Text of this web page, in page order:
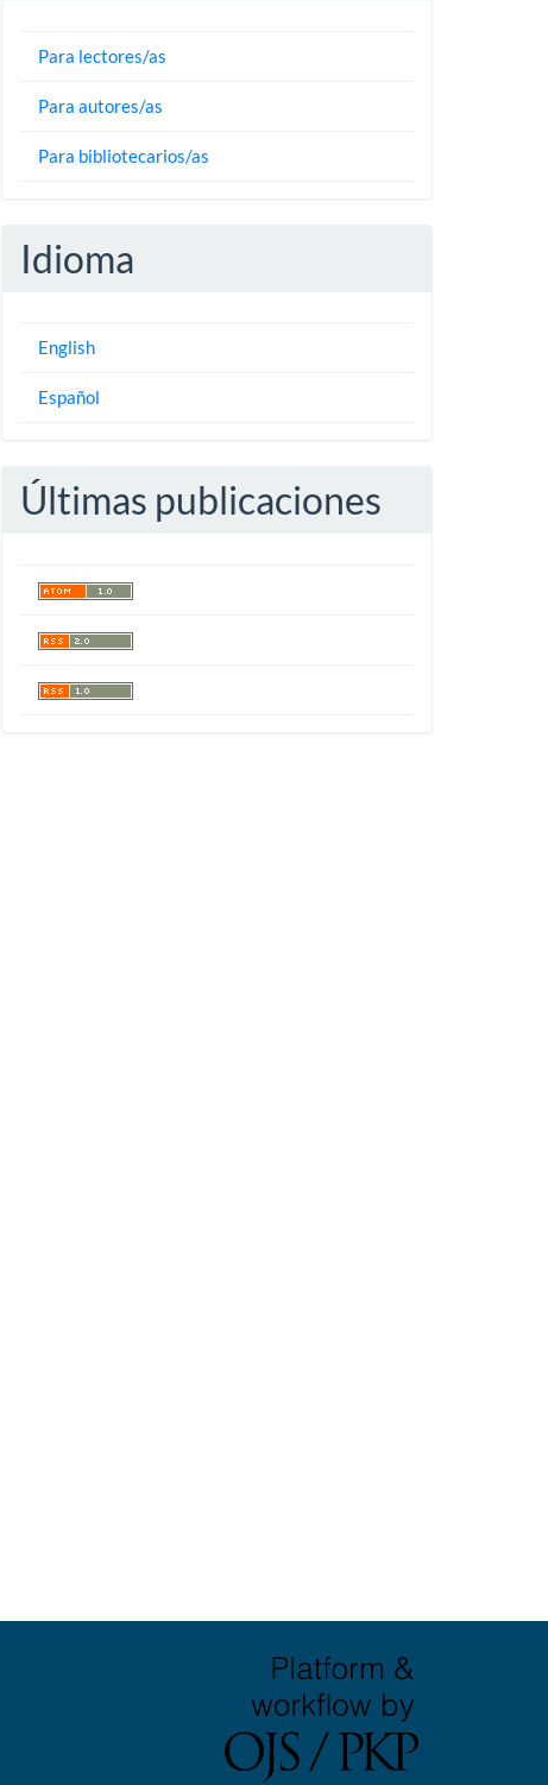
Para lectores/as
Para autores/as
Para bibliotecarios/as
Idioma
English
Español
Últimas publicaciones